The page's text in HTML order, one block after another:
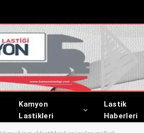
Kamyon
Lastikleri
Lastik
Haberleri